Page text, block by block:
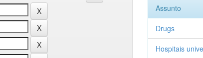
Assunto
Drugs
Hospitais